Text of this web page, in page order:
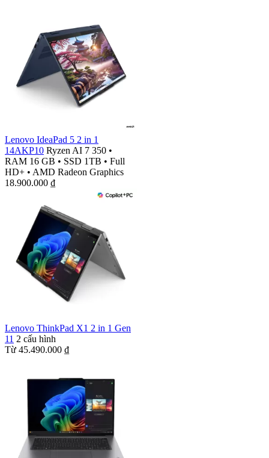
Lenovo IdeaPad 5 2 in 1
14AKP10 Ryzen AI 7 350 •
RAM 16 GB • SSD 1TB • Full
HD+ • AMD Radeon Graphics
18.900.000 ₫
Lenovo ThinkPad X1 2 in 1 Gen
11 2 cấu hình
Từ 45.490.000 ₫